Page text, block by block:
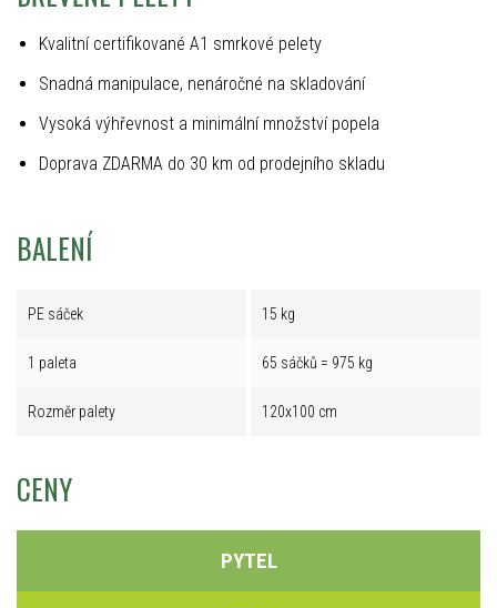
Kvalitní certifikované A1 smrkové pelety
Snadná manipulace, nenáročné na skladování
Vysoká výhřevnost a minimální množství popela
Doprava ZDARMA do 30 km od prodejního skladu
BALENÍ
PE sáček 15 kg
1 paleta 65 sáčků = 975 kg
Rozměr palety 120x100 cm
CENY
PYTEL